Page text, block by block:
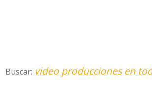
Buscar: video producciones en